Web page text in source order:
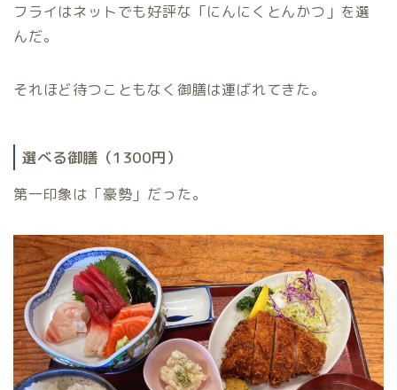
フライはネットでも好評な「にんにくとんかつ」を選
んだ。
それほど待つこともなく御膳は運ばれてきた。
選べる御膳（1300円）
第一印象は「豪勢」だった。